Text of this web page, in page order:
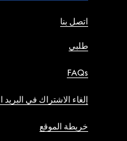
اتصل بنا
طلبي
FAQs
إلغاء الاشتراك في البريد
خريطة الموقع